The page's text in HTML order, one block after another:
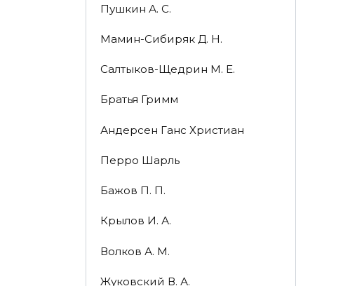
Пушкин А. С.
Мамин-Сибиряк Д. Н.
Салтыков-Щедрин М. Е.
Братья Гримм
Андерсен Ганс Христиан
Перро Шарль
Бажов П. П.
Крылов И. А.
Волков А. М.
Жуковский В. А.